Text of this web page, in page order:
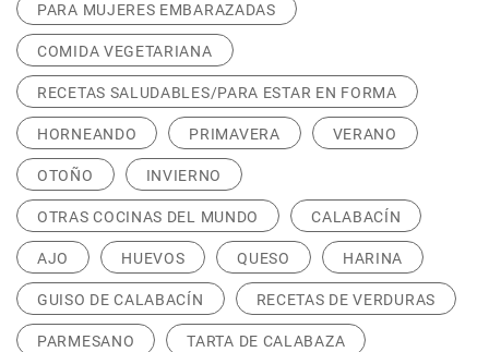
PARA MUJERES EMBARAZADAS
COMIDA VEGETARIANA
RECETAS SALUDABLES/PARA ESTAR EN FORMA
HORNEANDO PRIMAVERA VERANO
OTOÑO INVIERNO
OTRAS COCINAS DEL MUNDO CALABACÍN
AJO HUEVOS QUESO HARINA
GUISO DE CALABACÍN RECETAS DE VERDURAS
PARMESANO TARTA DE CALABAZA